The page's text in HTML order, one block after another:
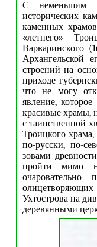
С неменьшим
исторических
каменных
«летнего»
Варваринского
Архангельской
строений на
приходе
что не могу
явление,
красивые храмы,
с таинственной
Троицкого
по-русски, по-
зовами
пройти мимо
очаровательно
Ухтострова на
деревянными